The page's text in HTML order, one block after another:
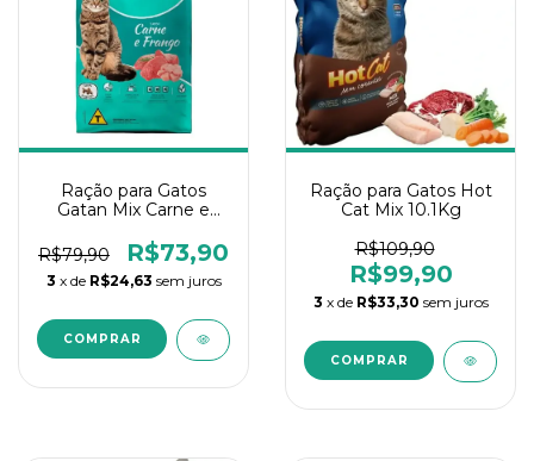
Ração para Gatos
Gatan Mix Carne e
R$79,90
R$73,90
3 x de R$24,63 sem juros
Ração para Gatos Hot
Cat Mix 10.1Kg
R$109,90
R$99,90
3 x de R$33,30 sem juros